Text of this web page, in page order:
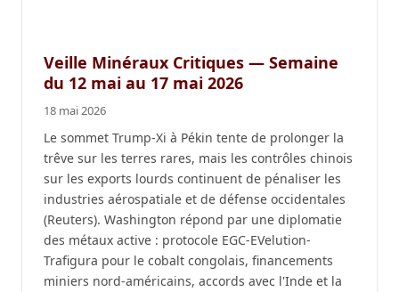
Veille Minéraux Critiques — Semaine
du 12 mai au 17 mai 2026
18 mai 2026
Le sommet Trump-Xi à Pékin tente de prolonger la
trêve sur les terres rares, mais les contrôles chinois
sur les exports lourds continuent de pénaliser les
industries aérospatiale et de défense occidentales
(Reuters). Washington répond par une diplomatie
des métaux active : protocole EGC-EVelution-
Trafigura pour le cobalt congolais, financements
miniers nord-américains, accords avec l'Inde et la